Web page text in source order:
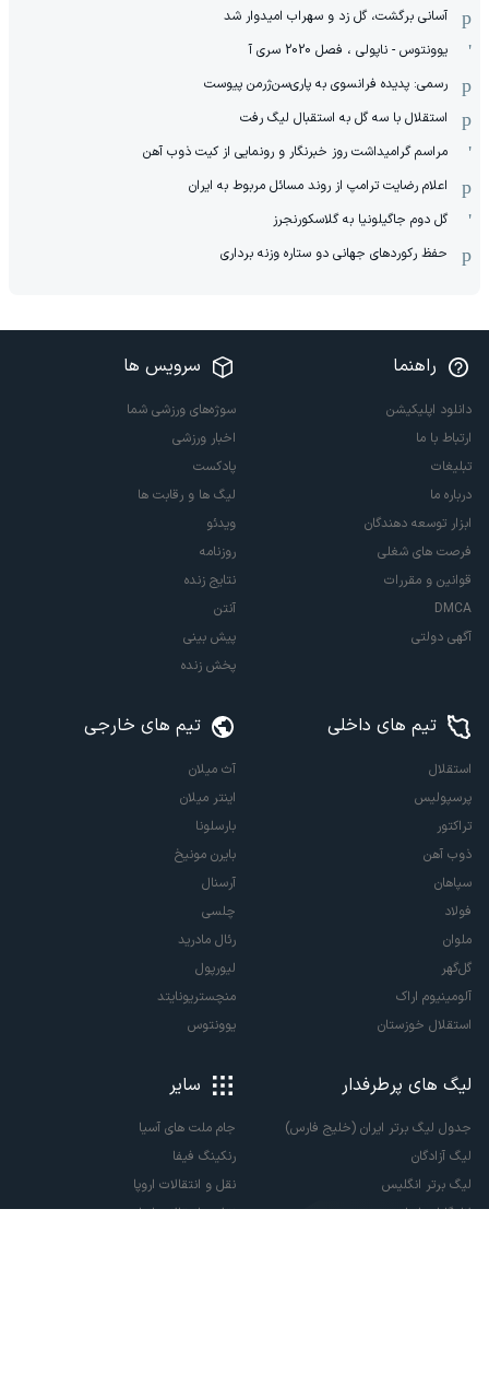
آسانی برگشت، گل زد و سهراب امیدوار شد
یوونتوس - ناپولی ، فصل 2020 سری آ
رسمی: پدیده فرانسوی به پاری‌سن‌ژرمن پیوست
استقلال با سه گل به استقبال لیگ رفت
مراسم گرامیداشت روز خبرنگار و رونمایی از کیت ذوب آهن
اعلام رضایت ترامپ از روند مسائل مربوط به ایران
گل دوم جاگیلونیا به گلاسکورنجرز
حفظ رکوردهای جهانی دو ستاره وزنه برداری
راهنما
دانلود اپلیکیشن
ارتباط با ما
تبلیغات
درباره ما
ابزار توسعه دهندگان
فرصت های شغلی
قوانین و مقررات
DMCA
آگهی دولتی
سرویس ها
سوژه‌های ورزشی شما
اخبار ورزشی
پادکست
لیگ ها و رقابت ها
ویدئو
روزنامه
نتایج زنده
آنتن
پیش بینی
پخش زنده
تیم های داخلی
استقلال
پرسپولیس
تراکتور
ذوب آهن
سپاهان
فولاد
ملوان
گل‌گهر
آلومینیوم اراک
استقلال خوزستان
تیم های خارجی
آث میلان
اینتر میلان
بارسلونا
بایرن مونیخ
آرسنال
چلسی
رئال مادرید
لیورپول
منچستریونایتد
یوونتوس
لیگ های پرطرفدار
جدول لیگ برتر ایران (خلیج فارس)
لیگ آزادگان
لیگ برتر انگلیس
لالیگا اسپانیا
سایر
جام ملت های آسیا
رنکینگ فیفا
نقل و انتقالات اروپا
نقل و انتقالات ایران